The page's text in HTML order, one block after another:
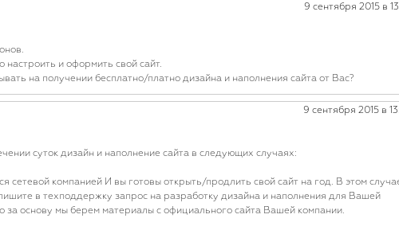
9 сентября 2015 в
настроить и оформить свой сайт.
на получении бесплатно/платно дизайна и наполнения сайта от Вас?
9 сентября 2015 в
суток дизайн и наполнение сайта в следующих случаях:
сетевой компанией И вы готовы открыть/продлить свой сайт на год. В этом
в техподдержку запрос на разработку дизайна и наполнения для Вашей
за основу мы берем материалы с официального сайта Вашей компании.